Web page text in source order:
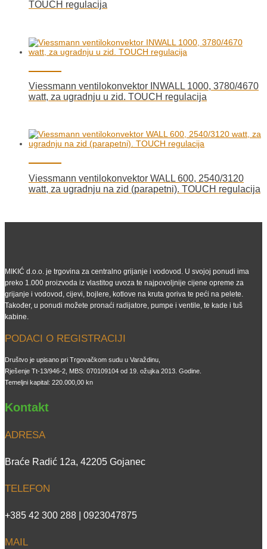
TOUCH regulacija
Viessmann ventilokonvektor INWALL 1000, 3780/4670
watt, za ugradnju u zid. TOUCH regulacija
Viessmann ventilokonvektor WALL 600, 2540/3120
watt, za ugradnju na zid (parapetni). TOUCH regulacija
MIKIĆ d.o.o. je trgovina za centralno grijanje i vodovod. U svojoj ponudi ima
preko 1.000 proizvoda iz vlastitog uvoza te najpovoljnije cijene opreme za
grijanje i vodovod, cijevi, bojlere, kotlove na kruta goriva te peći na pelete.
Također, u ponudi možete pronaći radijatore, pumpe i ventile, te kade i tuš
kabine.
PODACI O REGISTRACIJI
Društvo je upisano pri Trgovačkom sudu u Varaždinu,
Rješenje Tt-13/946-2, MBS: 070109104 od 19. ožujka 2013. Godine.
Temeljni kapital: 220.000,00 kn
Kontakt
ADRESA
Braće Radić 12a, 42205 Gojanec
TELEFON
+385 42 300 288 | 0923047875
MAIL